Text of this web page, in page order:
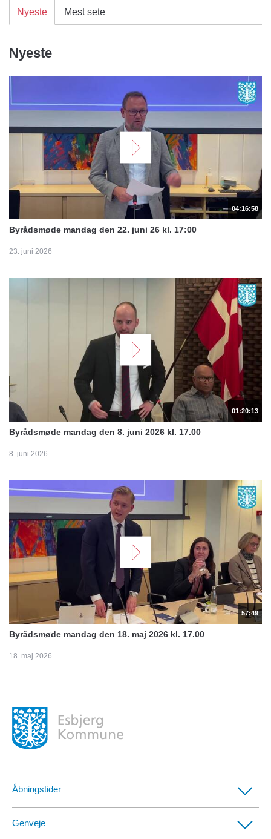
Nyeste Mest sete
Nyeste
04:16:58
Byrådsmøde mandag den 22. juni 26 kl. 17:00
23. juni 2026
01:20:13
Byrådsmøde mandag den 8. juni 2026 kl. 17.00
8. juni 2026
57:49
Byrådsmøde mandag den 18. maj 2026 kl. 17.00
18. maj 2026
Åbningstider
Genveje